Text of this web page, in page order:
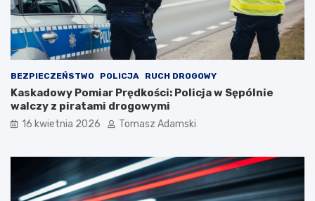
BEZPIECZEŃSTWO POLICJA RUCH DROGOWY
Kaskadowy Pomiar Prędkości: Policja w Sępólnie
walczy z piratami drogowymi
16 kwietnia 2026 Tomasz Adamski